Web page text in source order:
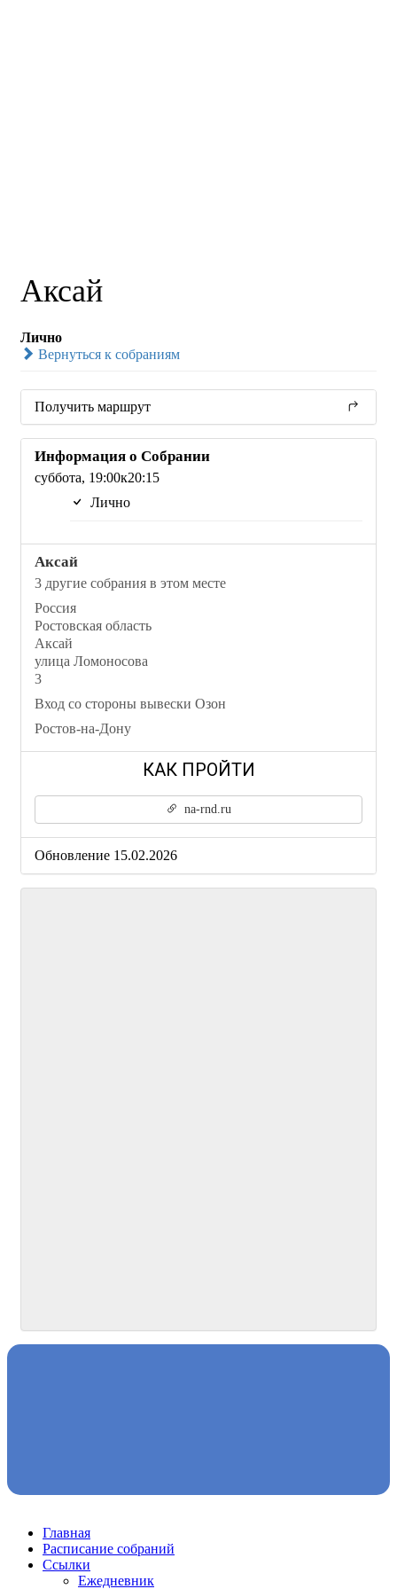
Аксай
Лично
Вернуться к собраниям
Получить маршрут
Информация о Собрании
суббота, 19:00к20:15
Лично
Аксай
3 другие собрания в этом месте
Россия
Ростовская область
Аксай
улица Ломоносова
3
Вход со стороны вывески Озон
Ростов-на-Дону
na-rnd.ru
Обновление 15.02.2026
Главная
Расписание собраний
Ссылки
Ежедневник